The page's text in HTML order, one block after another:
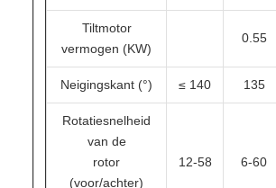
Tiltmotor
vermogen (KW)
0.55
Neigingskant (°) ≤ 140 135
Rotatiesnelheid
van de
rotor
(voor/achter)
12-58 6-60